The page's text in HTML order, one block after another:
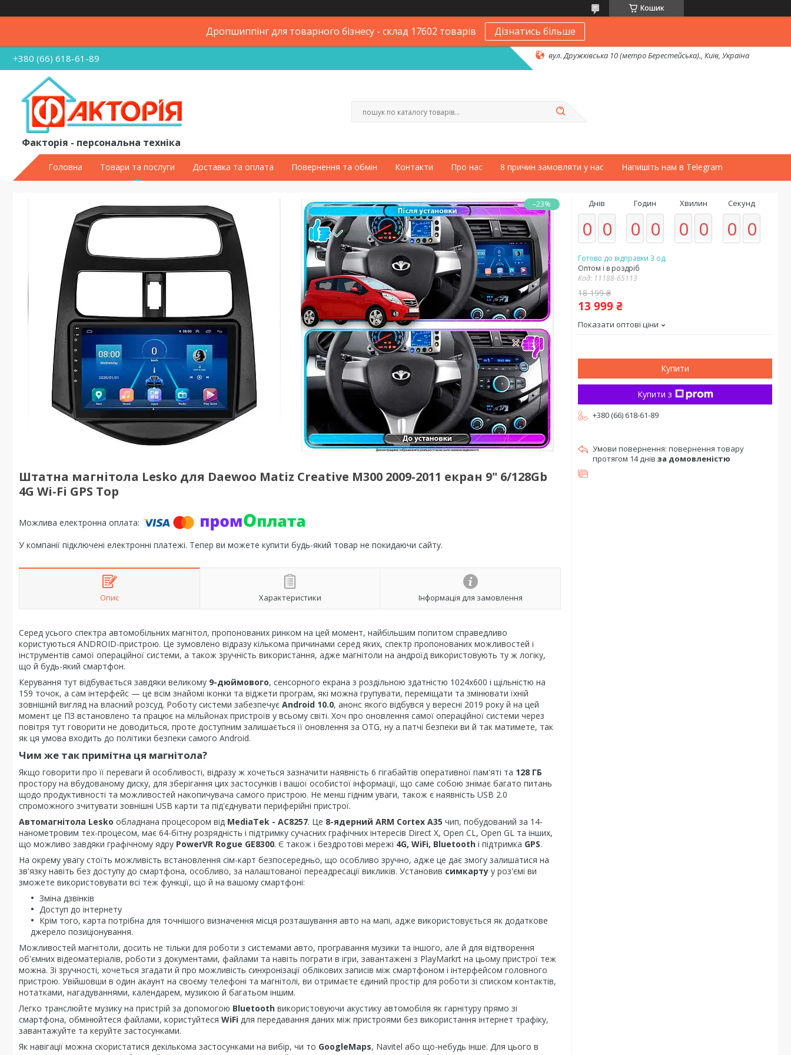
Кошик
Дропшиппінг для товарного бізнесу - склад 17602 товарів Дізнатись більше
+380 (66) 618-61-89 вул. Дружківська 10 (метро Берестейська)., Київ, Україна
Факторія - персональна техніка
Головна Товари та послуги Доставка та оплата Повернення та обмін Контакти Про нас 8 причин замовляти у нас Напишіть нам в Telegram
–23%
Штатна магнітола Lesko для Daewoo Matiz Creative M300 2009-2011 екран 9" 6/128Gb
4G Wi-Fi GPS Top
У компанії підключені електронні платежі. Тепер ви можете купити будь-який товар не покидаючи сайту.
Опис Характеристики Інформація для замовлення
Серед усього спектра автомобільних магнітол, пропонованих ринком на цей момент, найбільшим попитом справедливо
користуються ANDROID-пристрою. Це зумовлено відразу кількома причинами серед яких, спектр пропонованих можливостей і
інструментів самої операційної системи, а також зручність використання, адже магнітоли на андроїд використовують ту ж логіку,
що й будь-який смартфон.
Керування тут відбувається завдяки великому 9-дюймового, сенсорного екрана з роздільною здатністю 1024х600 і щільністю на
159 точок, а сам інтерфейс — це всім знайомі іконки та віджети програм, які можна групувати, переміщати та змінювати їхній
зовнішній вигляд на власний розсуд. Роботу системи забезпечує Android 10.0, анонс якого відбувся у вересні 2019 року й на цей
момент це ПЗ встановлено та працює на мільйонах пристроїв у всьому світі. Хоч про оновлення самої операційної системи через
повітря тут говорити не доводиться, проте доступним залишається її оновлення за OTG, ну а патчі безпеки ви й так матимете, так
як ця умова входить до політики безпеки самого Android.
Чим же так примітна ця магнітола?
Якщо говорити про її переваги й особливості, відразу ж хочеться зазначити наявність 6 гігабайтів оперативної пам'яті та 128 ГБ
простору на вбудованому диску, для зберігання цих застосунків і вашої особистої інформації, що саме собою знімає багато питань
щодо продуктивності та можливостей накопичувача самого пристрою. Не менш гідним уваги, також є наявність USB 2.0
спроможного зчитувати зовнішні USB карти та під'єднувати периферійні пристрої.
Автомагнітола Lesko обладнана процесором від MediaTek - AC8257. Це 8-ядерний ARM Cortex A35 чип, побудований за 14-
нанометровим тех-процесом, має 64-бітну розрядність і підтримку сучасних графічних інтересів Direct X, Open CL, Open GL та інших,
що можливо завдяки графічному ядру PowerVR Rogue GE8300. Є також і бездротові мережі 4G, WiFi, Bluetooth і підтримка GPS.
На окрему увагу стоїть можливість встановлення сім-карт безпосередньо, що особливо зручно, адже це дає змогу залишатися на
зв'язку навіть без доступу до смартфона, особливо, за налаштованої переадресації викликів. Установив симкарту у роз'ємі ви
зможете використовувати всі теж функції, що й на вашому смартфоні:
Зміна дзвінків
Доступ до інтернету
Крім того, карта потрібна для точнішого визначення місця розташування авто на мапі, адже використовується як додаткове
джерело позиціонування.
Можливостей магнітоли, досить не тільки для роботи з системами авто, програвання музики та іншого, але й для відтворення
об'ємних відеоматеріалів, роботи з документами, файлами та навіть пограти в ігри, завантажені з PlayMarkrt на цьому пристрої теж
можна. Зі зручності, хочеться згадати й про можливість синхронізації облікових записів між смартфоном і інтерфейсом головного
пристрою. Увійшовши в один акаунт на своєму телефоні та магнітолі, ви отримаєте єдиний простір для роботи зі списком контактів,
нотатками, нагадуваннями, календарем, музикою й багатьом іншим.
Легко транслюйте музику на пристрій за допомогою Bluetooth використовуючи акустику автомобіля як гарнітуру прямо зі
смартфона, обмінюйтеся файлами, користуйтеся WiFi для передавання даних між пристроями без використання інтернет трафіку,
завантажуйте та керуйте застосунками.
Як навігації можна скористатися декількома застосунками на вибір, чи то GoogleMaps, Navitel або що-небудь інше. Для цього в
Днів
0 0
Годин
0 0
Хвилин
0 0
Секунд
0 0
Готово до відправки 3 од.
Оптом і в роздріб
Код: 11188-65113
18 199 ₴
13 999 ₴
Показати оптові ціни
Купити
Купити з
+380 (66) 618-61-89
повернення товару
протягом 14 днів за домовленістю